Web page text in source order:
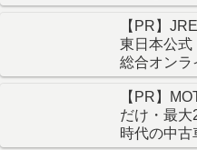
徹底解説！
【PR】
東日本公式
総合オンラ
【PR】
だけ・最
時代の中古